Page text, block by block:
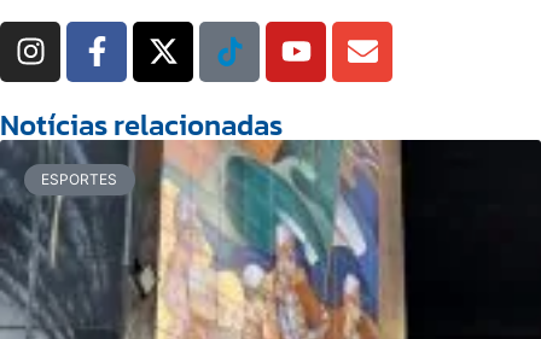
Notícias relacionadas
ESPORTES